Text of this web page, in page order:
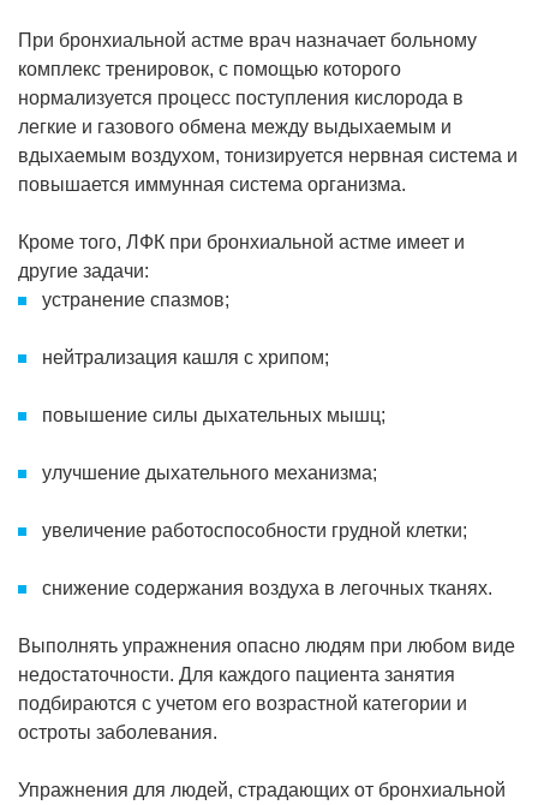
При бронхиальной астме врач назначает больному
комплекс тренировок, с помощью которого
нормализуется процесс поступления кислорода в
легкие и газового обмена между выдыхаемым и
вдыхаемым воздухом, тонизируется нервная система и
повышается иммунная система организма.
Кроме того, ЛФК при бронхиальной астме имеет и
другие задачи:
устранение спазмов;
нейтрализация кашля с хрипом;
повышение силы дыхательных мышц;
улучшение дыхательного механизма;
увеличение работоспособности грудной клетки;
снижение содержания воздуха в легочных тканях.
Выполнять упражнения опасно людям при любом виде
недостаточности. Для каждого пациента занятия
подбираются с учетом его возрастной категории и
остроты заболевания.
Упражнения для людей, страдающих от бронхиальной